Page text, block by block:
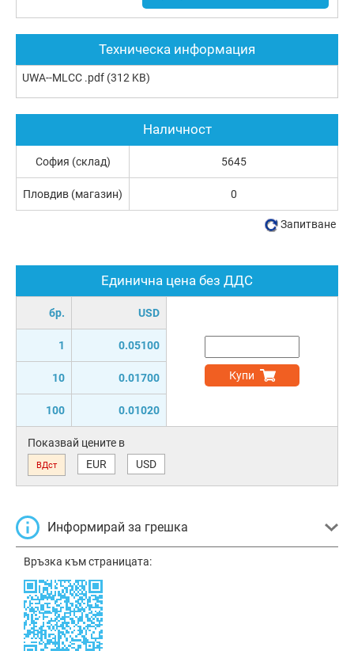
Техническа информация
UWA--MLCC .pdf (312 KB)
Единична цена без ДДС
бр. USD
1 0.05100
10 0.01700
100 0.01020
Купи
Показвай цените в
ВДст EUR USD
Информирай за грешка
Връзка към страницата:
Наличност
София (склад) 5645
Пловдив (магазин) 0
Запитване